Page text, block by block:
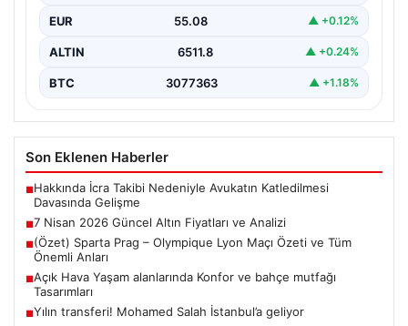
EUR 55.08 ▲ +0.12%
ALTIN 6511.8 ▲ +0.24%
BTC 3077363 ▲ +1.18%
Son Eklenen Haberler
■Hakkında İcra Takibi Nedeniyle Avukatın Katledilmesi
Davasında Gelişme
■7 Nisan 2026 Güncel Altın Fiyatları ve Analizi
■(Özet) Sparta Prag – Olympique Lyon Maçı Özeti ve Tüm
Önemli Anları
■Açık Hava Yaşam alanlarında Konfor ve bahçe mutfağı
Tasarımları
■Yılın transferi! Mohamed Salah İstanbul’a geliyor